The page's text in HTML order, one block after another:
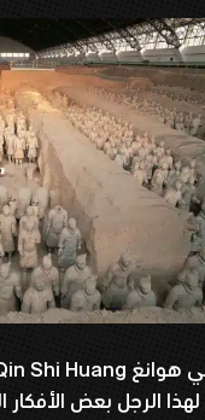
الرجل بعض الأفكار